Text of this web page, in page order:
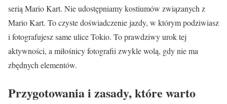
serią Mario Kart. Nie udostępniamy kostiumów związanych z
Mario Kart. To czyste doświadczenie jazdy, w którym podziwiasz
i fotografujesz same ulice Tokio. To prawdziwy urok tej
aktywności, a miłośnicy fotografii zwykle wolą, gdy nie ma
zbędnych elementów.
Przygotowania i zasady, które warto